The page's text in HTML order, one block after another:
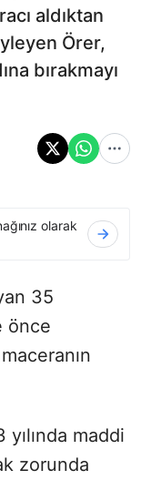
aldıktan
Örer,
bırakmayı
olarak
35
önce
maddi
zorunda